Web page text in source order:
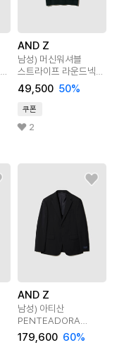
AND Z
남성) 머신워셔블
스트라이프 라운드넥
스웨터
49,500 50%
쿠폰
2
AND Z
남성) 아티산
PENTEADORA
정장상의
179,600 60%